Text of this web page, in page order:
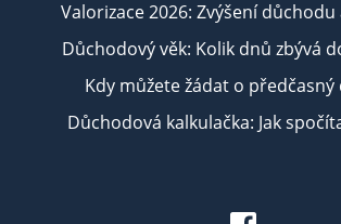
Valorizace 2026: Zvýšení
Důchodový věk: Kolik dnů zbývá
Kdy můžete žádat o
Důchodová kalkulačka: Jak